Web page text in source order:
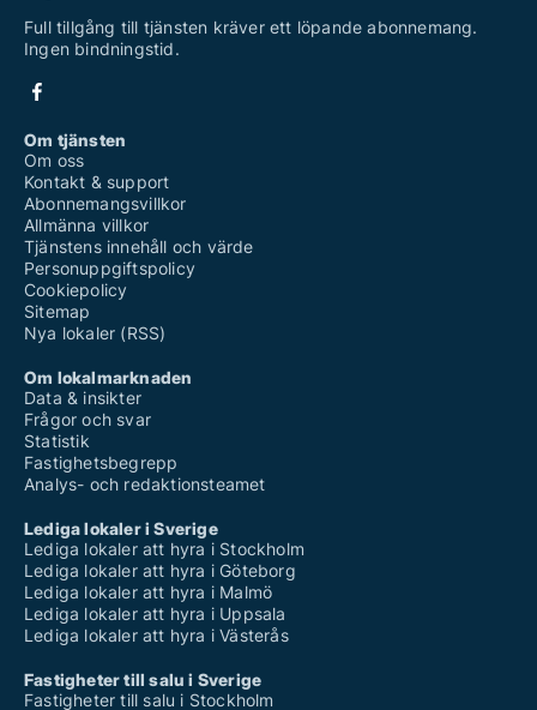
Full tillgång till tjänsten kräver ett löpande abonnemang.
Ingen bindningstid.
Om tjänsten
Om oss
Kontakt & support
Abonnemangsvillkor
Allmänna villkor
Tjänstens innehåll och värde
Personuppgiftspolicy
Cookiepolicy
Sitemap
Nya lokaler (RSS)
Om lokalmarknaden
Data & insikter
Frågor och svar
Statistik
Fastighetsbegrepp
Analys- och redaktionsteamet
Lediga lokaler i Sverige
Lediga lokaler att hyra i Stockholm
Lediga lokaler att hyra i Göteborg
Lediga lokaler att hyra i Malmö
Lediga lokaler att hyra i Uppsala
Lediga lokaler att hyra i Västerås
Fastigheter till salu i Sverige
Fastigheter till salu i Stockholm